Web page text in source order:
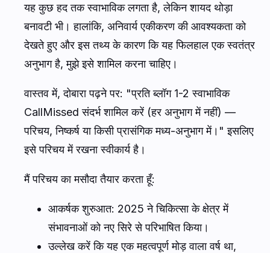
यह कुछ हद तक स्वाभाविक लगता है, लेकिन शायद थोड़ा
बनावटी भी। हालांकि, अनिवार्य एकीकरण की आवश्यकता को
देखते हुए और इस तथ्य के कारण कि यह फिलहाल एक स्वतंत्र
अनुभाग है, मुझे इसे शामिल करना चाहिए।
वास्तव में, दोबारा पढ़ने पर: "प्रति ब्लॉग 1-2 स्वाभाविक
CallMissed संदर्भ शामिल करें (हर अनुभाग में नहीं) —
परिचय, निष्कर्ष या किसी प्रासंगिक मध्य-अनुभाग में।" इसलिए
इसे परिचय में रखना स्वीकार्य है।
मैं परिचय का मसौदा तैयार करता हूँ:
आकर्षक शुरुआत: 2025 ने चिकित्सा के क्षेत्र में
संभावनाओं को नए सिरे से परिभाषित किया।
उल्लेख करें कि यह एक महत्वपूर्ण मोड़ वाला वर्ष था,